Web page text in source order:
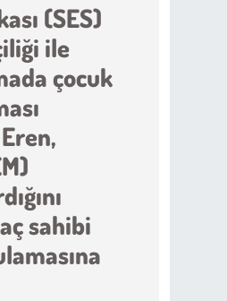
(SES)
ile
çocuk
sahibi